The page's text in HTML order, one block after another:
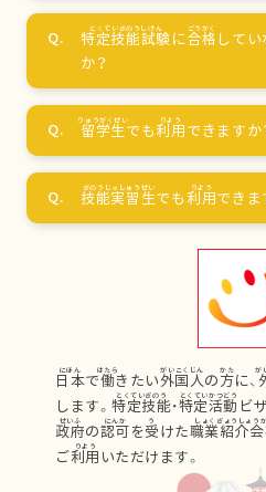
特定技能試験に合格 して
か？
留学生でも利用 できますか
技能実習生でも利用できま
日本で働きたい外国人の方に、
します。特定技能・特定活動 ビ
政府の認可を受けた職業紹介
ご利用 いただけます。